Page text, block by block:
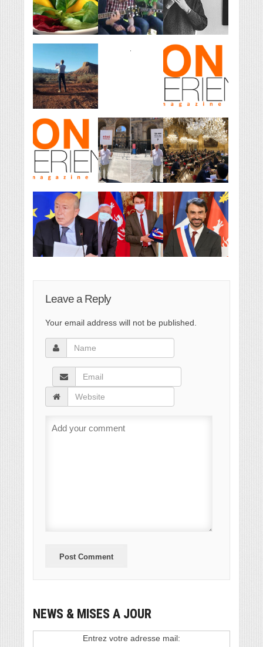
Leave a Reply
Your email address will not be published.
NEWS & MISES A JOUR
Entrez votre adresse mail: